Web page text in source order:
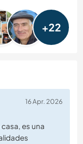
+22
16 Apr. 2026
es una